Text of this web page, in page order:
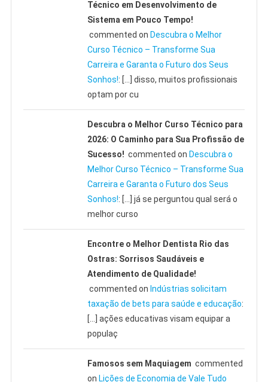
Técnico em Desenvolvimento de
Sistema em Pouco Tempo!
commented on Descubra o Melhor
Curso Técnico – Transforme Sua
Carreira e Garanta o Futuro dos Seus
Sonhos!: […] disso, muitos profissionais
optam por cu
Descubra o Melhor Curso Técnico para
2026: O Caminho para Sua Profissão de
Sucesso! commented on Descubra o
Melhor Curso Técnico – Transforme Sua
Carreira e Garanta o Futuro dos Seus
Sonhos!: […] já se perguntou qual será o
melhor curso
Encontre o Melhor Dentista Rio das
Ostras: Sorrisos Saudáveis e
Atendimento de Qualidade!
commented on Indústrias solicitam
taxação de bets para saúde e educação:
[…] ações educativas visam equipar a
populaç
Famosos sem Maquiagem commented
on Lições de Economia de Vale Tudo